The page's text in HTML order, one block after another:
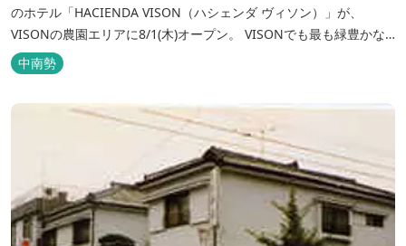
のホテル「HACIENDA VISON（ハシェンダ ヴィソン）」が、
VISONの農園エリアに8/1(木)オープン。 VISONでも最も緑豊かな
農園エリアに建つHACIENDA VISON。 ホテル名
の“HACIENDA”は、スペイン語で荘園の主の館を...
中南勢